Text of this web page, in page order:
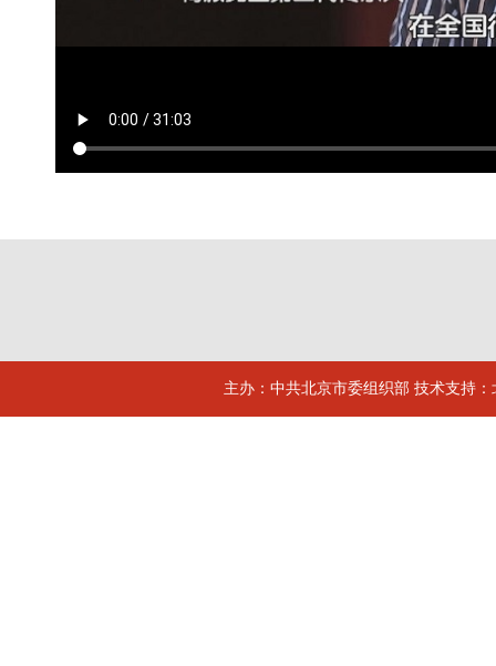
主办：中共北京市委组织部 技术支持